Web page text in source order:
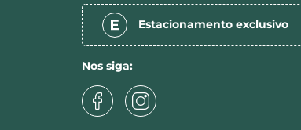
Estacionamento exclusivo
Nos siga: